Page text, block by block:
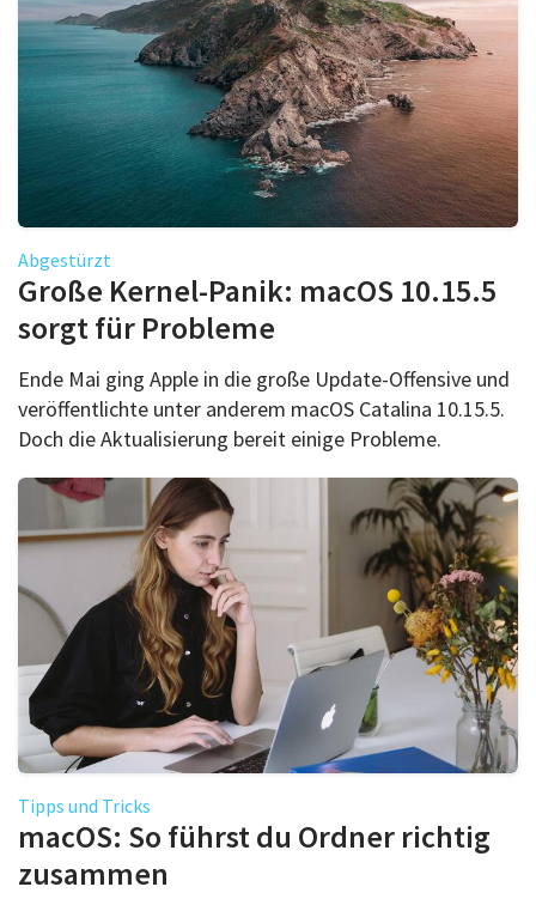
Abgestürzt
Große Kernel-Panik: macOS 10.15.5
sorgt für Probleme
Ende Mai ging Apple in die große Update-Offensive und
veröffentlichte unter anderem macOS Catalina 10.15.5.
Doch die Aktualisierung bereit einige Probleme.
Tipps und Tricks
macOS: So führst du Ordner richtig
zusammen